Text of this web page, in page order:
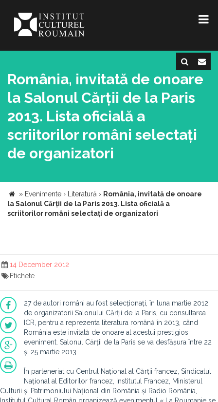
România, invitată de onoare
la Salonul Cărții de la Paris
2013. Lista oficială a
scriitorilor români selectați
de organizatori
» Evenimente › Literatură › România, invitată de onoare
la Salonul Cărții de la Paris 2013. Lista oficială a
scriitorilor români selectați de organizatori
14 December 2012
Etichete
27 de autori români au fost selecționați, în luna martie 2012,
de organizatorii Salonului Cărții de la Paris, cu consultarea
ICR, pentru a reprezenta literatura română în 2013, când
România este invitată de onoare al acestui prestigios
eveniment. Salonul Cărții de la Paris se va desfășura între 22
și 25 martie 2013.
În parteneriat cu Centrul Național al Cărții francez, Sindicatul
Național al Editorilor francez, Institutul Francez, Ministerul
Culturii și Patrimoniului Național din România și Radio România,